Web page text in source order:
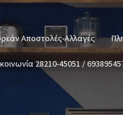
Αποστολές-Αλλαγές
28210-45051 /